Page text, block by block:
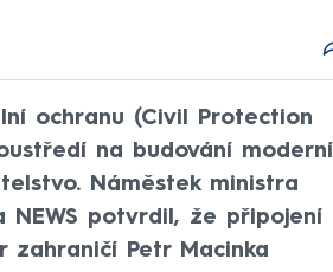
ochranu (Civil Protection
na budování moderní
Náměstek ministra
NEWS potvrdil, že připojení
zahraničí Petr Macinka